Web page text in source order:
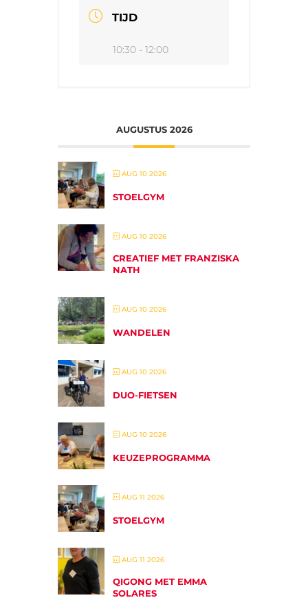
TIJD
10:30 - 12:00
AUGUSTUS 2026
AUG 10 2026
STOELGYM
AUG 10 2026
CREATIEF MET FRANZISKA
NATH
AUG 10 2026
WANDELEN
AUG 10 2026
DUO-FIETSEN
AUG 10 2026
KEUZEPROGRAMMA
AUG 11 2026
STOELGYM
AUG 11 2026
QIGONG MET EMMA
SOLARES